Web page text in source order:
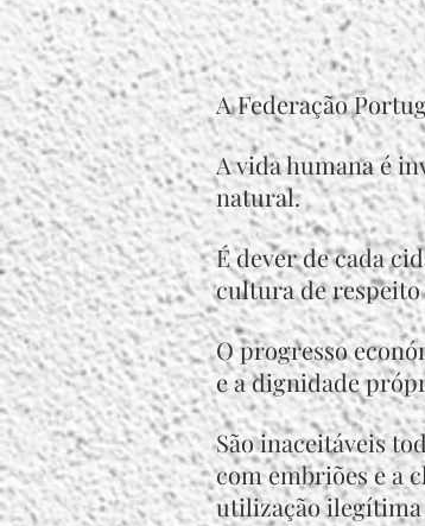
A Federação
A vida humana é
natural.
É dever de cada
cultura de respeito
O progresso
e a dignidade
São inaceitáveis
com embriões e a
utilização ilegítima